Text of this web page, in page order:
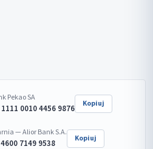
Pekao SA
0010 4456 9876 Kopiuj
— Alior Bank S.A.
7149 9538 Kopiuj